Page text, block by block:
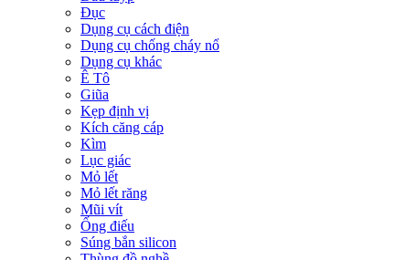
Đục
Dụng cụ cách điện
Dụng cụ chống cháy nổ
Dụng cụ khác
Ê Tô
Giũa
Kẹp định vị
Kích căng cáp
Kìm
Lục giác
Mỏ lết
Mỏ lết răng
Mũi vít
Ống điếu
Súng bắn silicon